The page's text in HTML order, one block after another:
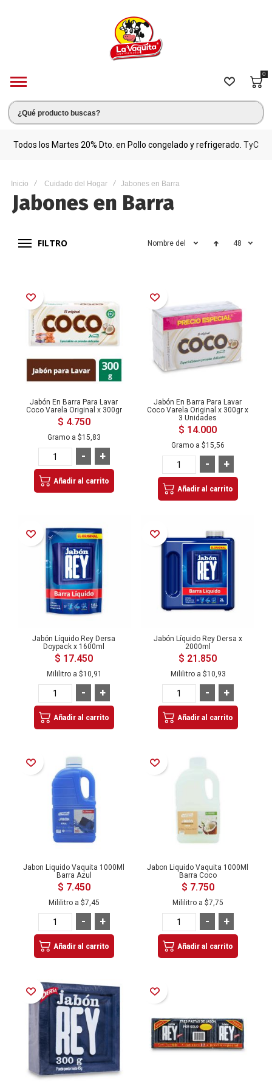
0
Todos los Martes 20% Dto. en Pollo congelado y refrigerado. TyC
Inicio Cuidado del Hogar Jabones en Barra
Jabones en Barra
FILTRO Nombre del producto 48
Añadir a la Lista de Deseos
Jabón En Barra Para Lavar
Coco Varela Original x 300gr
$ 4.750
Gramo a $15,83
+
-
Añadir al carrito
Añadir a la Lista de Deseos
Jabón En Barra Para Lavar
Coco Varela Original x 300gr x
3 Unidades
$ 14.000
Gramo a $15,56
+
-
Añadir al carrito
Añadir a la Lista de Deseos
Jabón Líquido Rey Dersa
Doypack x 1600ml
$ 17.450
Mililitro a $10,91
+
-
Añadir al carrito
Añadir a la Lista de Deseos
Jabón Líquido Rey Dersa x
2000ml
$ 21.850
Mililitro a $10,93
+
-
Añadir al carrito
Añadir a la Lista de Deseos
Jabon Liquido Vaquita 1000Ml
Barra Azul
$ 7.450
Mililitro a $7,45
+
-
Añadir al carrito
Añadir a la Lista de Deseos
Jabon Liquido Vaquita 1000Ml
Barra Coco
$ 7.750
Mililitro a $7,75
+
-
Añadir al carrito
Añadir a la Lista de Deseos Añadir a la Lista de Deseos